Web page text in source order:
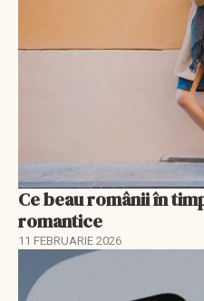
Ce beau românii în
romantice
11 FEBRUARIE 2026